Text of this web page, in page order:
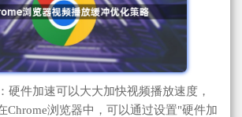
硬件加速可以大大加快视频播放速度，
Chrome浏览器中，可以通过设置"硬件加